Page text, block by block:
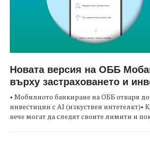
Новата версия на ОББ
върху застраховането и
• Мобилното банкиране на ОББ отваря
инвестиции с AI (изкуствен интетелкт)•
вече могат да следят своите лимити и